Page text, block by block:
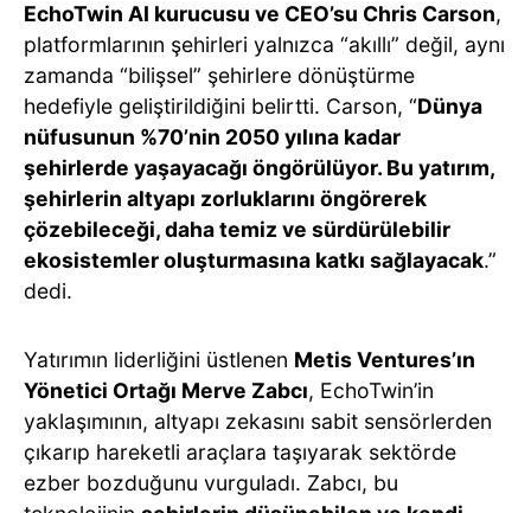
EchoTwin AI kurucusu ve CEO’su Chris Carson,
platformlarının şehirleri yalnızca “akıllı” değil, aynı
zamanda “bilişsel” şehirlere dönüştürme
hedefiyle geliştirildiğini belirtti. Carson, “Dünya
nüfusunun %70’nin 2050 yılına kadar
şehirlerde yaşayacağı öngörülüyor. Bu yatırım,
şehirlerin altyapı zorluklarını öngörerek
çözebileceği, daha temiz ve sürdürülebilir
ekosistemler oluşturmasına katkı sağlayacak.”
dedi.
Yatırımın liderliğini üstlenen Metis Ventures’ın
Yönetici Ortağı Merve Zabcı, EchoTwin’in
yaklaşımının, altyapı zekasını sabit sensörlerden
çıkarıp hareketli araçlara taşıyarak sektörde
ezber bozduğunu vurguladı. Zabcı, bu